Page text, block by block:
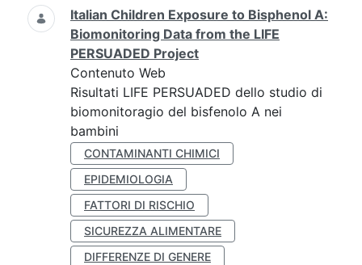
Italian Children Exposure to Bisphenol A:
Biomonitoring Data from the LIFE
PERSUADED Project
Contenuto Web
Risultati LIFE PERSUADED dello studio di
biomonitoragio del bisfenolo A nei
bambini
CONTAMINANTI CHIMICI
EPIDEMIOLOGIA
FATTORI DI RISCHIO
SICUREZZA ALIMENTARE
DIFFERENZE DI GENERE